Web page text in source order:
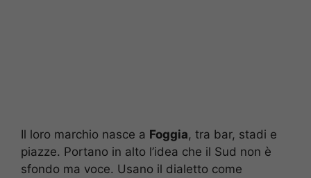
Il loro marchio nasce a Foggia, tra bar, stadi e
piazze. Portano in alto l’idea che il Sud non è
sfondo ma voce. Usano il dialetto come